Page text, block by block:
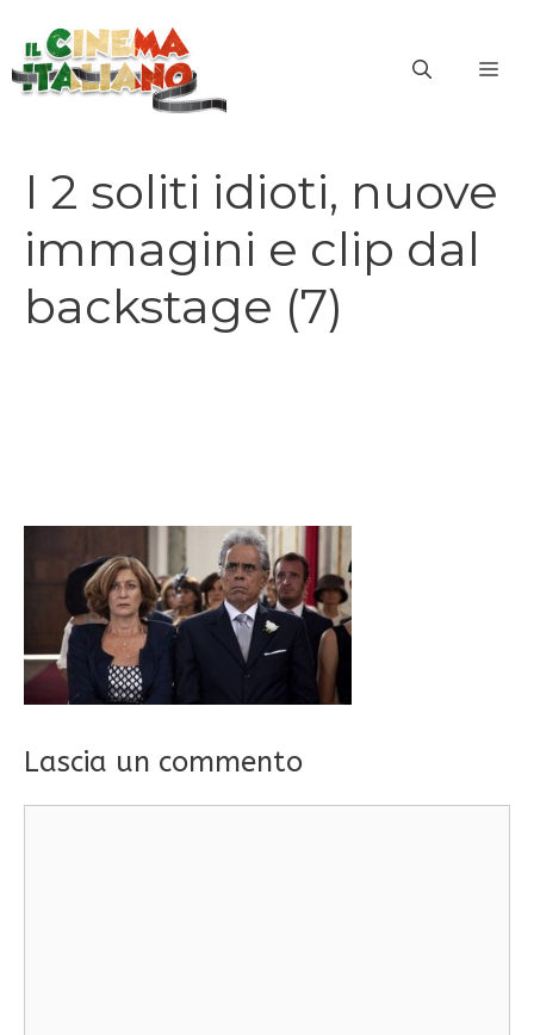
contenuto
I 2 soliti idioti, nuove
immagini e clip dal
backstage (7)
Lascia un commento